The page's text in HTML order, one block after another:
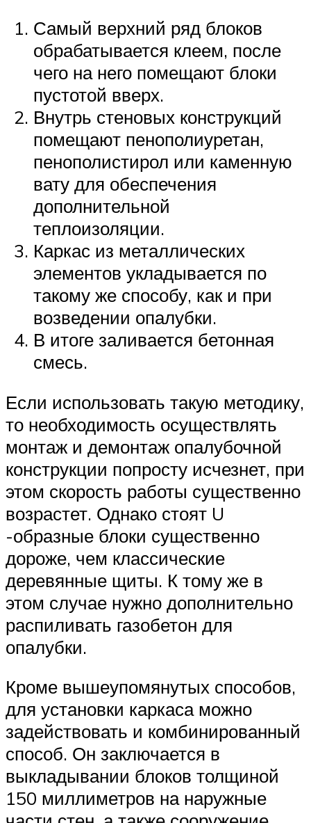
Самый верхний ряд блоков
обрабатывается клеем, после
чего на него помещают блоки
пустотой вверх.
Внутрь стеновых конструкций
помещают пенополиуретан,
пенополистирол или каменную
вату для обеспечения
дополнительной
теплоизоляции.
Каркас из металлических
элементов укладывается по
такому же способу, как и при
возведении опалубки.
В итоге заливается бетонная
смесь.
Если использовать такую методику,
то необходимость осуществлять
монтаж и демонтаж опалубочной
конструкции попросту исчезнет, при
этом скорость работы существенно
возрастет. Однако стоят U
-образные блоки существенно
дороже, чем классические
деревянные щиты. К тому же в
этом случае нужно дополнительно
распиливать газобетон для
опалубки.
Кроме вышеупомянутых способов,
для установки каркаса можно
задействовать и комбинированный
способ. Он заключается в
выкладывании блоков толщиной
150 миллиметров на наружные